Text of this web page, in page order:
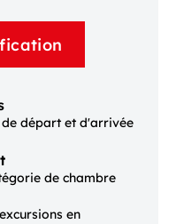
départ et d'arrivée
de chambre
en